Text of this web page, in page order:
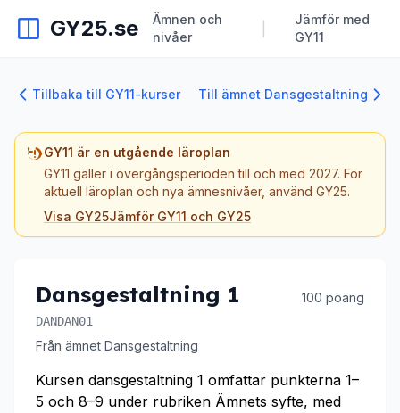
GY25.se
Ämnen och
nivåer
Jämför med
GY11
Tillbaka till GY11-kurser Till ämnet Dansgestaltning
GY11 är en utgående läroplan
GY11 gäller i övergångsperioden till och med 2027. För
aktuell läroplan och nya ämnesnivåer, använd GY25.
Visa GY25Jämför GY11 och GY25
Dansgestaltning 1 100 poäng
DANDAN01
Från ämnet Dansgestaltning
Kursen dansgestaltning 1 omfattar punkterna 1–
5 och 8–9 under rubriken Ämnets syfte, med